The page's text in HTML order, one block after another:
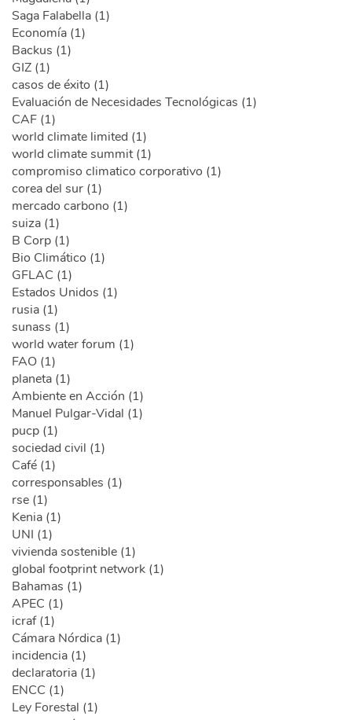
Saga Falabella (1)
Economía (1)
Backus (1)
GIZ (1)
casos de éxito (1)
Evaluación de Necesidades Tecnológicas (1)
CAF (1)
world climate limited (1)
world climate summit (1)
compromiso climatico corporativo (1)
corea del sur (1)
mercado carbono (1)
suiza (1)
B Corp (1)
Bio Climático (1)
GFLAC (1)
Estados Unidos (1)
rusia (1)
sunass (1)
world water forum (1)
FAO (1)
planeta (1)
Ambiente en Acción (1)
Manuel Pulgar-Vidal (1)
pucp (1)
sociedad civil (1)
Café (1)
corresponsables (1)
rse (1)
Kenia (1)
UNI (1)
vivienda sostenible (1)
global footprint network (1)
Bahamas (1)
APEC (1)
icraf (1)
Cámara Nórdica (1)
incidencia (1)
declaratoria (1)
ENCC (1)
Ley Forestal (1)